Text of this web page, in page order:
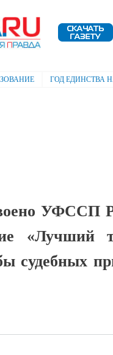
ГОД ЕДИНСТВА
УФССП
«Лучший
судебных